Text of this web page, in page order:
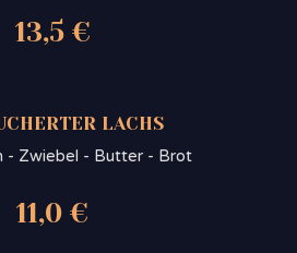
13,5 €
LACHS
- Zwiebel - Butter - Brot
11,0 €